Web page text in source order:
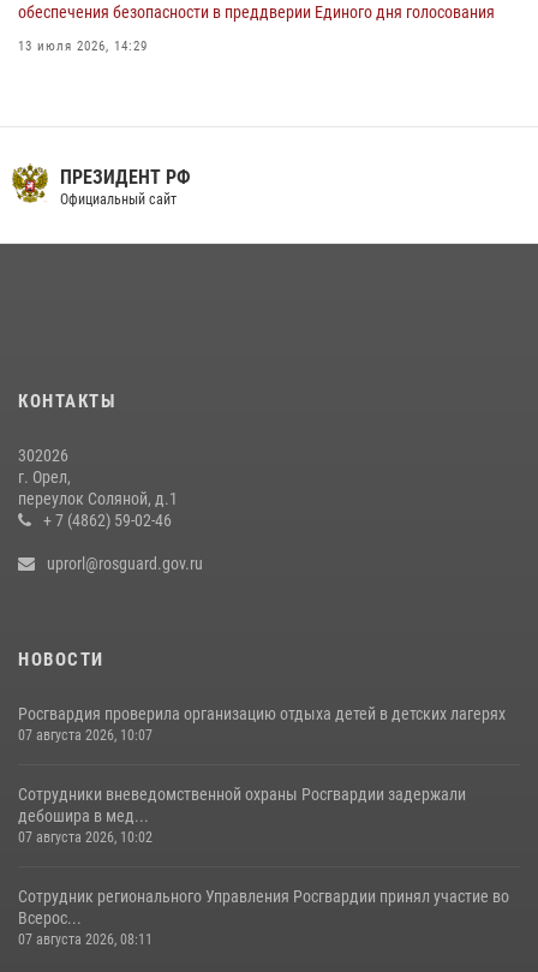
обеспечения безопасности в преддверии Единого дня голосования
13 июля 2026, 14:29
Сотрудники Росгвардии пресекли дебош в орловском кафе
15 июля 2026, 14:49
ПРЕЗИДЕНТ РФ
Официальный сайт
КОНТАКТЫ
302026
г. Орел,
переулок Соляной, д.1
+ 7 (4862) 59-02-46
uprorl@rosguard.gov.ru
НОВОСТИ
Росгвардия проверила организацию отдыха детей в детских лагерях
07 августа 2026, 10:07
Сотрудники вневедомственной охраны Росгвардии задержали
дебошира в мед...
07 августа 2026, 10:02
Сотрудник регионального Управления Росгвардии принял участие во
Всерос...
07 августа 2026, 08:11